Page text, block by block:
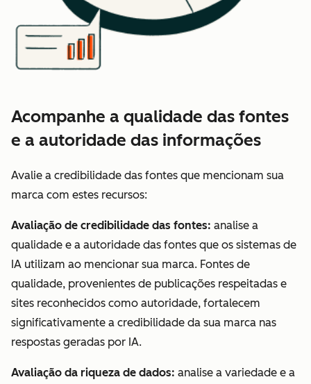
Acompanhe a qualidade das fontes
e a autoridade das informações
Avalie a credibilidade das fontes que mencionam sua
marca com estes recursos:
Avaliação de credibilidade das fontes: analise a
qualidade e a autoridade das fontes que os sistemas de
IA utilizam ao mencionar sua marca. Fontes de
qualidade, provenientes de publicações respeitadas e
sites reconhecidos como autoridade, fortalecem
significativamente a credibilidade da sua marca nas
respostas geradas por IA.
Avaliação da riqueza de dados: analise a variedade e a